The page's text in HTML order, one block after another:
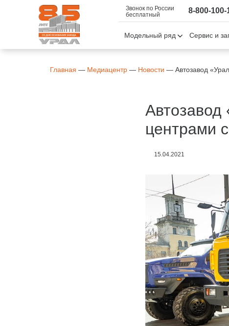
Звонок по России
бесплатный
8-800-100-
Модельный ряд Сервис и
Главная — Медиацентр — Новости — Автозавод
Автозавод
центрами
15.04.2021